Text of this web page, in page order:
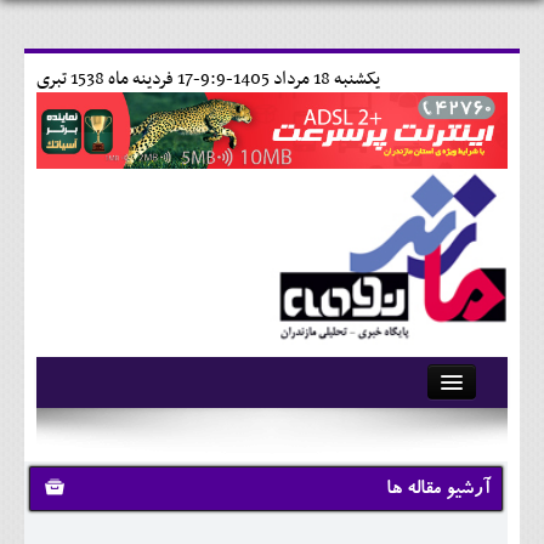
17 فردينه ماه 1538 تبری يکشنبه 18 مرداد 1405-9:9-
آرشیو
تماس با ما
وبلاگ
آرشیو مقاله ها